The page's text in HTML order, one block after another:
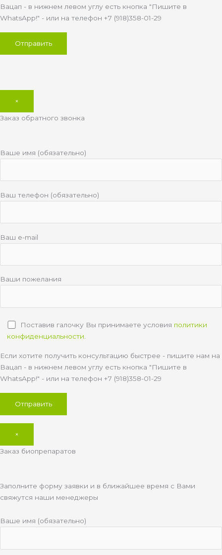
Вацап - в нижнем левом углу есть кнопка "Пишите в
WhatsApp!" - или на телефон +7 (918)358-01-29
×
Заказ обратного звонка
Ваше имя (обязательно)
Ваш телефон (обязательно)
Ваш e-mail
Ваши пожелания
Поставив галочку Вы принимаете условия политики
конфиденциальности
Если хотите получить консультацию быстрее - пишите нам на
Вацап - в нижнем левом углу есть кнопка "Пишите в
WhatsApp!" - или на телефон +7 (918)358-01-29
×
Заказ биопрепаратов
Заполните форму заявки и в ближайшее время с Вами
свяжутся наши менеджеры
Ваше имя (обязательно)